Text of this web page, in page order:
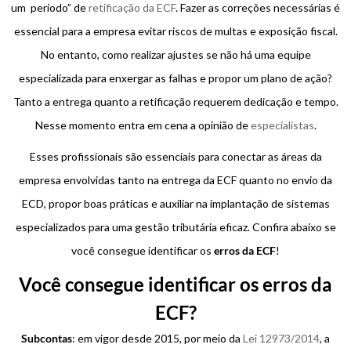
um período” deretificação da ECF. Fazer as correções necessárias é
essencial para a empresa evitar riscos de multas e exposição fiscal.
No entanto, como realizar ajustes se não há uma equipe
especializada para enxergar as falhas e propor um plano de ação?
Tanto a entrega quanto a retificação requerem dedicação e tempo.
Nesse momento entra em cena a opinião deespecialistas.
Esses profissionais são essenciais para conectar as áreas da
empresa envolvidas tanto na entrega da ECF quanto no envio da
ECD, propor boas práticas e auxiliar na implantação de sistemas
especializados para uma gestão tributária eficaz. Confira abaixo se
você consegue identificar os erros da ECF!
Você consegue identificar os erros da
ECF?
Subcontas: em vigor desde 2015, por meio da Lei 12973/2014, a